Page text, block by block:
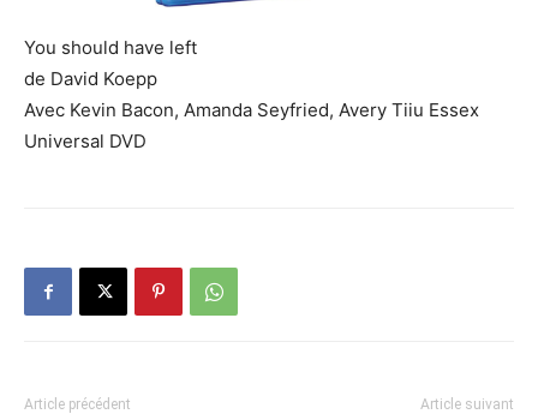
You should have left
de David Koepp
Avec Kevin Bacon, Amanda Seyfried, Avery Tiiu Essex
Universal DVD
Article précédent Article suivant